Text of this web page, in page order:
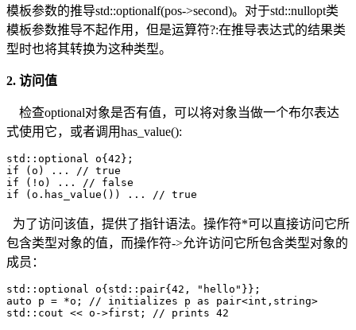
模板参数的推导std::optionalf(pos->second)。对于std::nullopt类
模板参数推导不起作用，但是运算符?:在推导表达式的结果类
型时也将其转换为这种类型。
2. 访问值
检查optional对象是否有值，可以将对象当做一个布尔表达
式使用它，或者调用has_value():
std::optional o{42};
if (o) ... // true
if (!o) ... // false
if (o.has_value()) ... // true
为了访问该值，提供了指针语法。操作符*可以直接访问它所
包含类型对象的值，而操作符->允许访问它所包含类型对象的
成员：
std::optional o{std::pair{42, "hello"}};
auto p = *o; // initializes p as pair<int,string>
std::cout << o->first; // prints 42